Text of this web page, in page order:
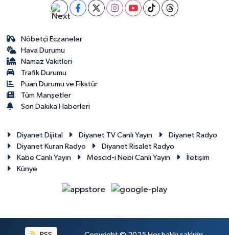
Nöbetçi Eczaneler
Hava Durumu
Namaz Vakitleri
Trafik Durumu
Puan Durumu ve Fikstür
Tüm Manşetler
Son Dakika Haberleri
Diyanet Dijital Diyanet TV Canlı Yayın
Diyanet Radyo
Diyanet Kuran Radyo
Diyanet Risalet Radyo
Kabe Canlı Yayın
Mescid-i Nebi Canlı Yayın
İletişim
Künye